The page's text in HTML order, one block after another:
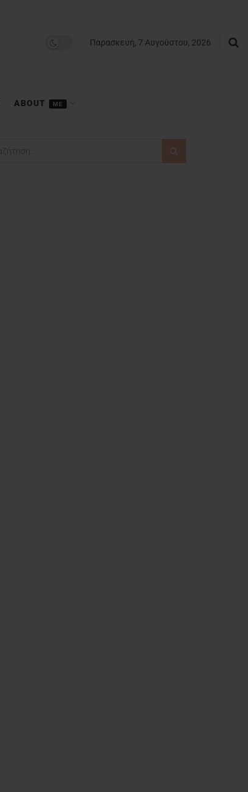
Παρασκευή, 7 Αυγούστου, 2026
ABOUT ME